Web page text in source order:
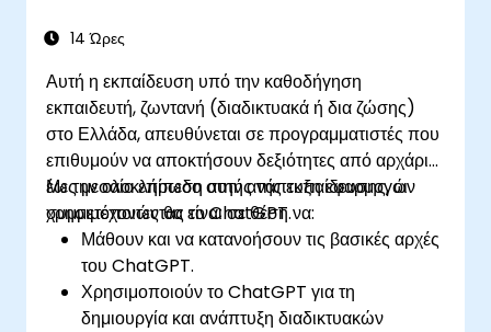
14 Ώρες
Αυτή η εκπαίδευση υπό την καθοδήγηση
εκπαιδευτή, ζωντανή (διαδικτυακά ή δια ζώσης)
στο Ελλάδα, απευθύνεται σε προγραμματιστές που
επιθυμούν να αποκτήσουν δεξιότητες από αρχάριο
έως μεσαίο επίπεδο στην ανάπτυξη εφαρμογών
χρησιμοποιώντας το ChatGPT.
Με την ολοκλήρωση αυτής της εκπαίδευσης, οι
συμμετέχοντες θα είναι σε θέση να:
Μάθουν και να κατανοήσουν τις βασικές αρχές
του ChatGPT.
Χρησιμοποιούν το ChatGPT για τη
δημιουργία και ανάπτυξη διαδικτυακών